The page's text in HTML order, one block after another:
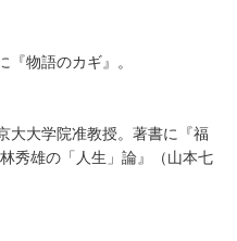
物語のカギ』。
大大学院准教授。著書に『福
秀雄の「人生」論』（山本七